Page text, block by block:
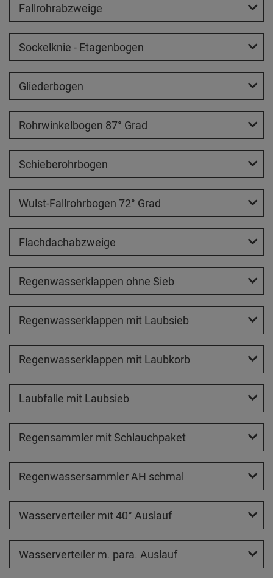
Fallrohrabzweige
Sockelknie - Etagenbogen
Gliederbogen
Rohrwinkelbogen 87° Grad
Schieberohrbogen
Wulst-Fallrohrbogen 72° Grad
Flachdachabzweige
Regenwasserklappen ohne Sieb
Regenwasserklappen mit Laubsieb
Regenwasserklappen mit Laubkorb
Laubfalle mit Laubsieb
Regensammler mit Schlauchpaket
Regenwassersammler AH schmal
Wasserverteiler mit 40° Auslauf
Wasserverteiler m. para. Auslauf